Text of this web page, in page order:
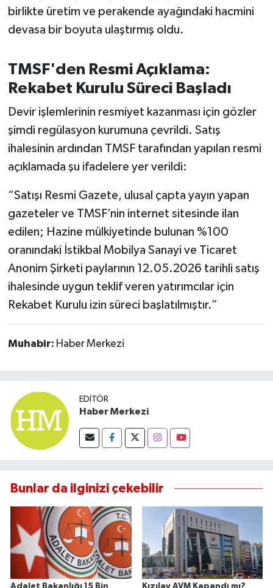
birlikte üretim ve perakende ayağındaki hacmini
devasa bir boyuta ulaştırmış oldu.
TMSF'den Resmi Açıklama:
Rekabet Kurulu Süreci Başladı
Devir işlemlerinin resmiyet kazanması için gözler
şimdi regülasyon kurumuna çevrildi. Satış
ihalesinin ardından TMSF tarafından yapılan resmi
açıklamada şu ifadelere yer verildi:
“Satışı Resmi Gazete, ulusal çapta yayın yapan
gazeteler ve TMSF’nin internet sitesinde ilan
edilen; Hazine mülkiyetinde bulunan %100
oranındaki İstikbal Mobilya Sanayi ve Ticaret
Anonim Şirketi paylarının 12.05.2026 tarihli satış
ihalesinde uygun teklif veren yatırımcılar için
Rekabet Kurulu izin süreci başlatılmıştır.”
Muhabir: Haber Merkezi
EDITÖR
Haber Merkezi
Bunlar da ilginizi çekebilir
Adalet Bakanlığı 15 Bin Kızılay AVM Kapandı mı?